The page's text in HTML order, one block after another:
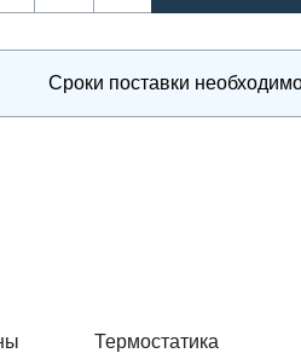
Сроки поставки
Термостатика